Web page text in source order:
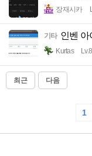
장재시카
기타 인벤 아
Kurtas
최근 다음
1